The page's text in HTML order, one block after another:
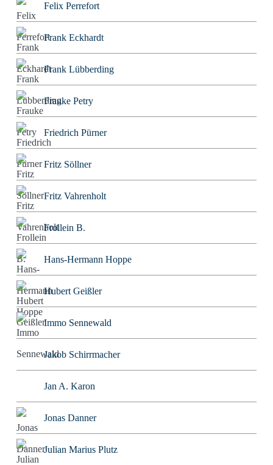
Felix Perrefort
Frank Eckhardt
Frank Lübberding
Frauke Petry
Friedrich Pürner
Fritz Söllner
Fritz Vahrenholt
Frollein B.
Hans-Hermann Hoppe
Hubert Geißler
Immo Sennewald
Jakob Schirrmacher
Jan A. Karon
Jonas Danner
Julian Marius Plutz